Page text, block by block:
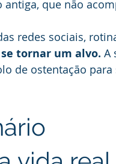
antiga, que não
redes sociais,
tornar um alvo. A
de ostentação